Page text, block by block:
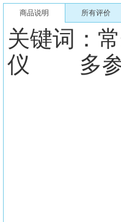
商品说明 所有评价
关键词：
仪 多参